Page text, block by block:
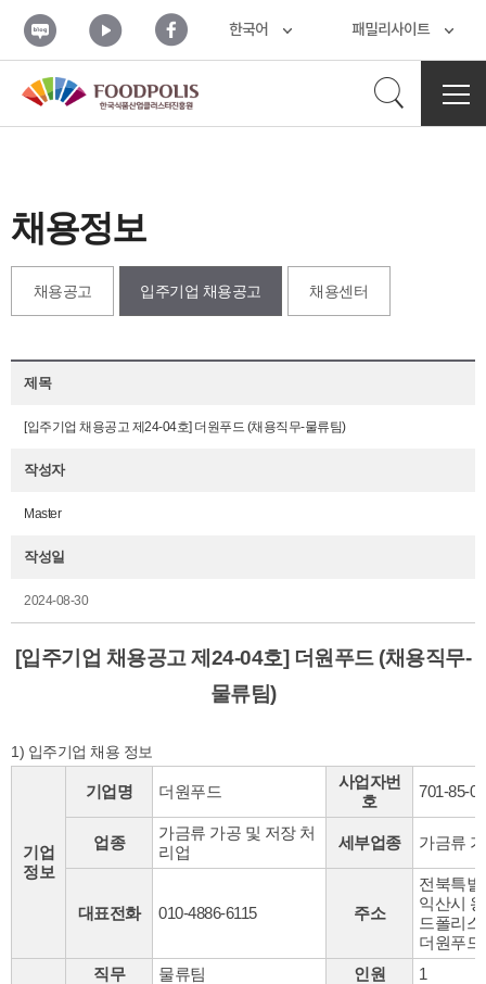
본문 바로가기
블
로
그
유
튜
브
페
이
스
북
한국어 패밀리사이트
검
기
전
채용정보
채용공고 입주기업 채용공고 채용센터
제목
[입주기업 채용공고 제24-04호] 더원푸드 (채용직무-물류팀)
작성자
Master
작성일
2024-08-30
[입주기업 채용공고 제24-04호] 더원푸드 (채용직무-
물류팀)
1) 입주기업 채용 정보
기업
정보
기업명 더원푸드
사업자번
호
701-85-
업종
가금류 가공 및 저장 처
리업
세부업종 가금류
대표전화 010-4886-6115 주소
전북특별
익산시
드폴리스
더원푸드
직무 물류팀 인원
1